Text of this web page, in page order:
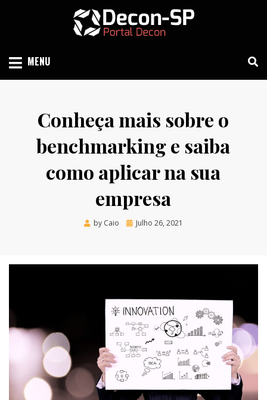
MENU
Conheça mais sobre o
benchmarking e saiba
como aplicar na sua
empresa
by Caio
Posted
Julho 26, 2021